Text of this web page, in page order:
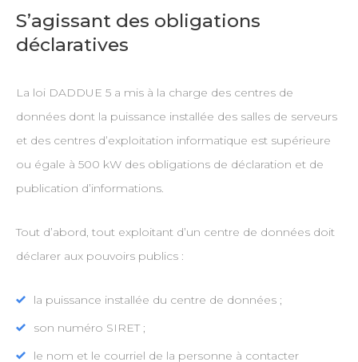
S’agissant des obligations
déclaratives
La loi DADDUE 5 a mis à la charge des centres de
données dont la puissance installée des salles de serveurs
et des centres d’exploitation informatique est supérieure
ou égale à 500 kW des obligations de déclaration et de
publication d’informations.
Tout d’abord, tout exploitant d’un centre de données doit
déclarer aux pouvoirs publics :
la puissance installée du centre de données ;
son numéro SIRET ;
le nom et le courriel de la personne à contacter